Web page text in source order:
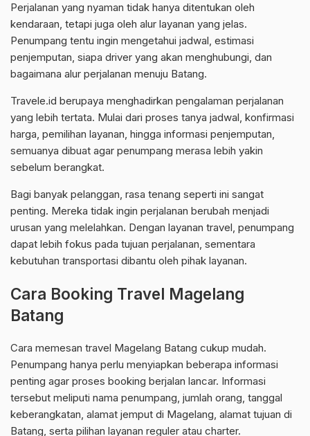
Perjalanan yang nyaman tidak hanya ditentukan oleh
kendaraan, tetapi juga oleh alur layanan yang jelas.
Penumpang tentu ingin mengetahui jadwal, estimasi
penjemputan, siapa driver yang akan menghubungi, dan
bagaimana alur perjalanan menuju Batang.
Travele.id berupaya menghadirkan pengalaman perjalanan
yang lebih tertata. Mulai dari proses tanya jadwal, konfirmasi
harga, pemilihan layanan, hingga informasi penjemputan,
semuanya dibuat agar penumpang merasa lebih yakin
sebelum berangkat.
Bagi banyak pelanggan, rasa tenang seperti ini sangat
penting. Mereka tidak ingin perjalanan berubah menjadi
urusan yang melelahkan. Dengan layanan travel, penumpang
dapat lebih fokus pada tujuan perjalanan, sementara
kebutuhan transportasi dibantu oleh pihak layanan.
Cara Booking Travel Magelang
Batang
Cara memesan travel Magelang Batang cukup mudah.
Penumpang hanya perlu menyiapkan beberapa informasi
penting agar proses booking berjalan lancar. Informasi
tersebut meliputi nama penumpang, jumlah orang, tanggal
keberangkatan, alamat jemput di Magelang, alamat tujuan di
Batang, serta pilihan layanan reguler atau charter.